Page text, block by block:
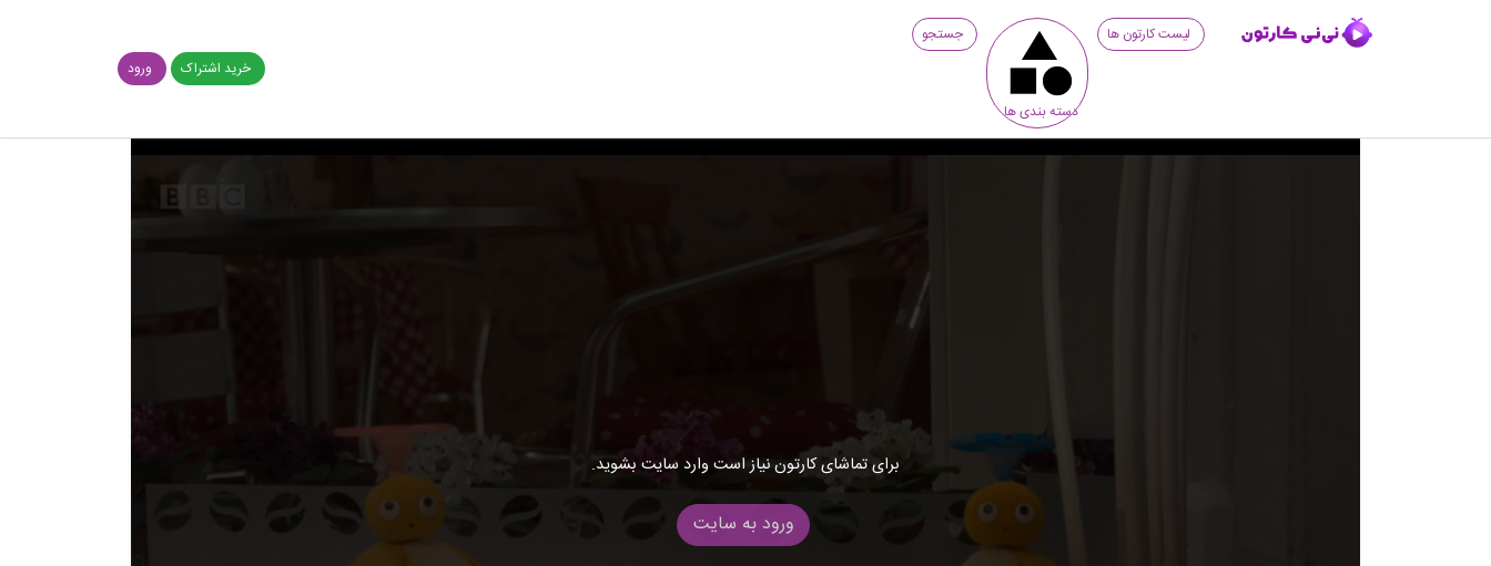
لیست کارتون ها
دسته بندی ها
جستجو
خرید اشتراک
ورود
برای تماشای کارتون نیاز است وارد سایت بشوید.
ورود به سایت